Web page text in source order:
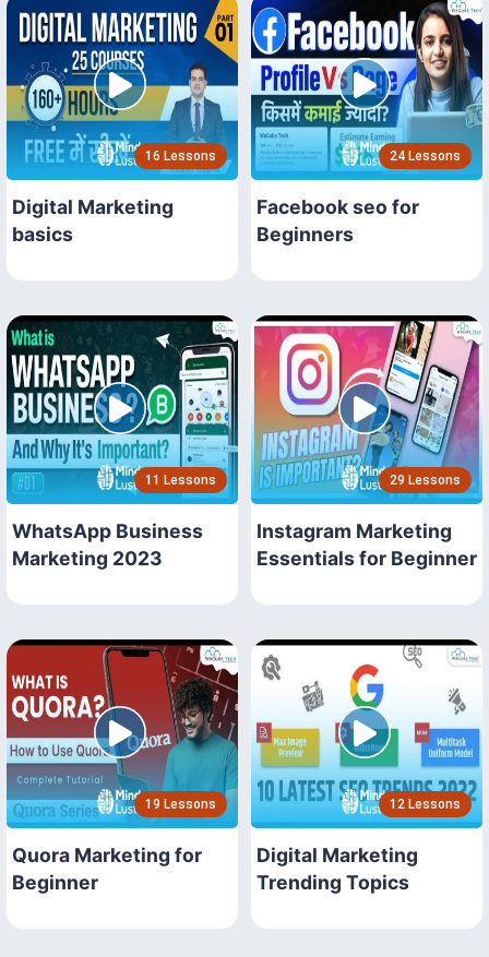
16 Lessons
Digital Marketing
basics
24 Lessons
Facebook seo for
Beginners
11 Lessons
WhatsApp Business
Marketing 2023
29 Lessons
Instagram Marketing
Essentials for Beginner
19 Lessons
Quora Marketing for
Beginner
12 Lessons
Digital Marketing
Trending Topics